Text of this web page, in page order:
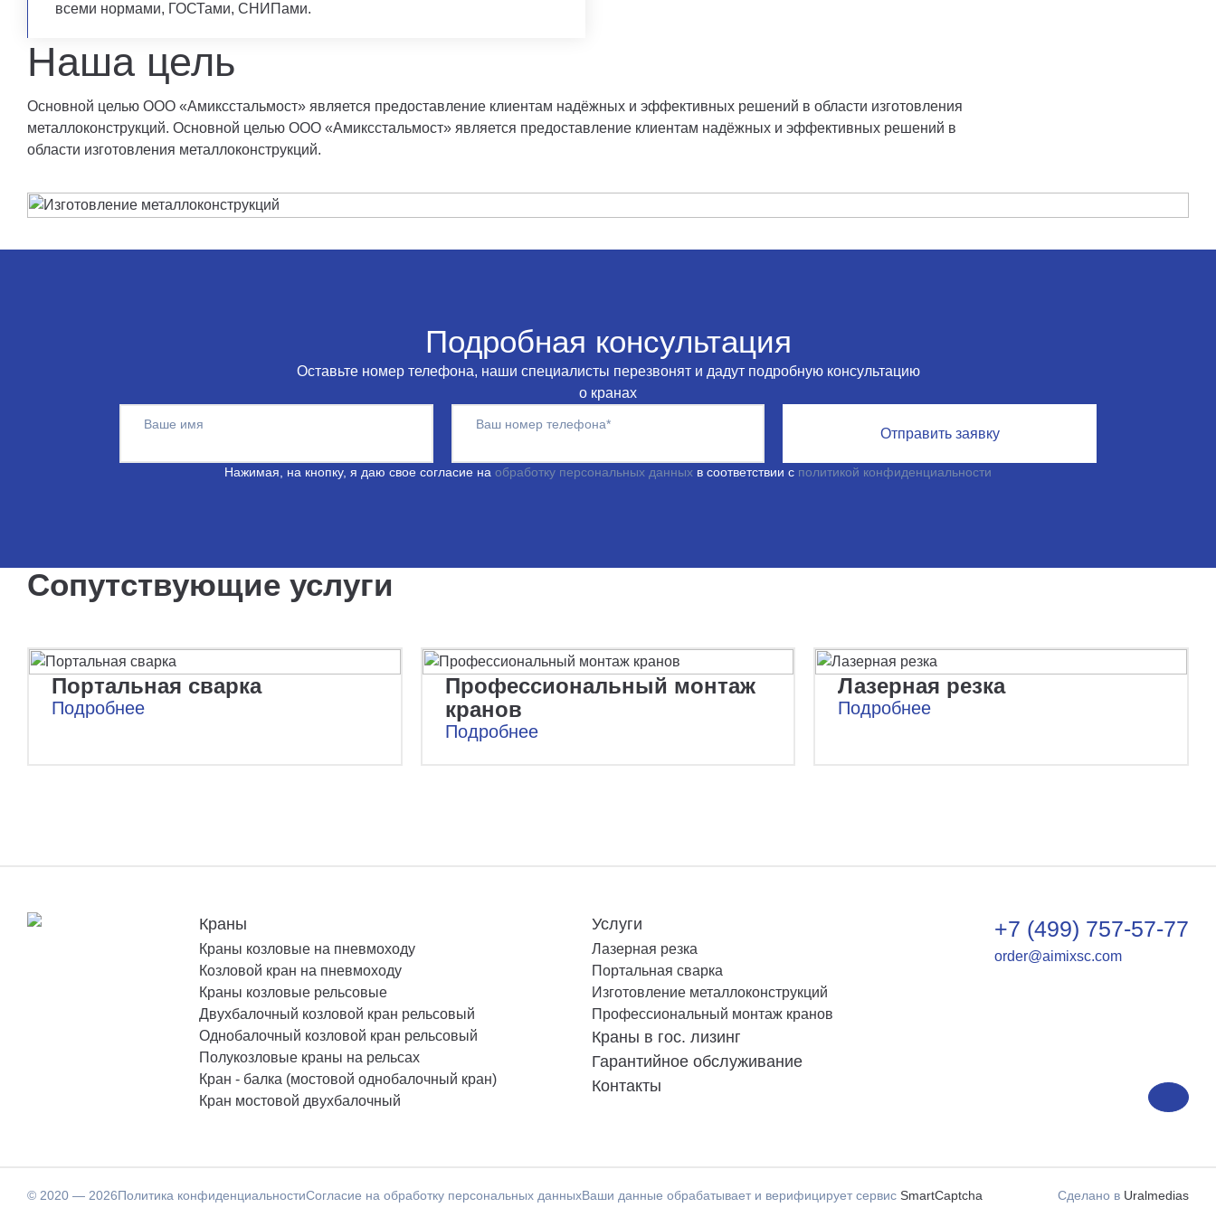
всеми нормами, ГОСТами, СНИПами.
Наша цель
Основной целью ООО «Амиксстальмост» является предоставление клиентам надёжных и эффективных решений в области изготовления
металлоконструкций. Основной целью ООО «Амиксстальмост» является предоставление клиентам надёжных и эффективных решений в
области изготовления металлоконструкций.
Подробная консультация
Оставьте номер телефона, наши специалисты перезвонят и дадут подробную консультацию
о кранах
Ваше имя Ваш номер телефона*
Отправить заявку
Нажимая, на кнопку, я даю свое согласие на обработку персональных данных в соответствии с политикой конфиденциальности
Сопутствующие услуги
Портальная сварка
Подробнее
Профессиональный монтаж
кранов
Подробнее
Лазерная резка
Подробнее
Краны
Краны козловые на пневмоходу
Козловой кран на пневмоходу
Краны козловые рельсовые
Двухбалочный козловой кран рельсовый
Однобалочный козловой кран рельсовый
Полукозловые краны на рельсах
Кран - балка (мостовой однобалочный кран)
Кран мостовой двухбалочный
Услуги
Лазерная резка
Портальная сварка
Изготовление металлоконструкций
Профессиональный монтаж кранов
Краны в гос. лизинг
Гарантийное обслуживание
Контакты
+7 (499) 757-57-77
order@aimixsc.com
© 2020 — 2026Политика конфиденциальностиСогласие на обработку персональных данныхВаши данные обрабатывает и верифицирует сервис SmartCaptcha Сделано в Uralmedias